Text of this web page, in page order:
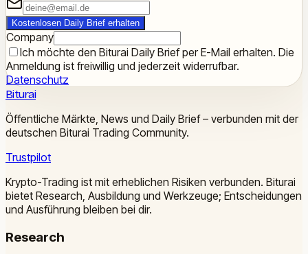
Kostenlosen Daily Brief erhalten
Company
Ich möchte den Biturai Daily Brief per E-Mail erhalten. Die
Anmeldung ist freiwillig und jederzeit widerrufbar.
Datenschutz
Biturai
Öffentliche Märkte, News und Daily Brief – verbunden mit der
deutschen Biturai Trading Community.
Trustpilot
Krypto-Trading ist mit erheblichen Risiken verbunden. Biturai
bietet Research, Ausbildung und Werkzeuge; Entscheidungen
und Ausführung bleiben bei dir.
Research